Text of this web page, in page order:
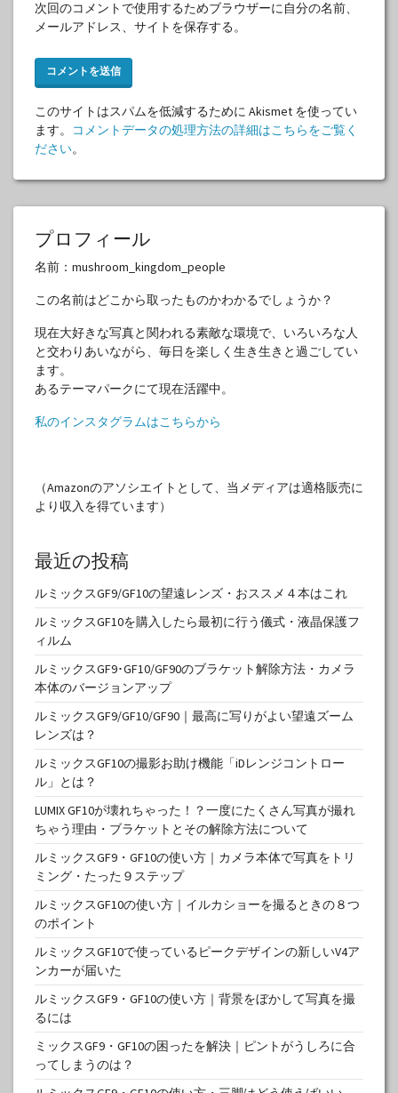
次回のコメントで使用するためブラウザーに自分の名前、
メールアドレス、サイトを保存する。
このサイトはスパムを低減するために Akismet を使ってい
ます。
コメントデータの処理方法の詳細はこちらをご覧く
ださい。
プロフィール
名前：mushroom_kingdom_people
この名前はどこから取ったものかわかるでしょうか？
現在大好きな写真と関われる素敵な環境で、いろいろな人
と交わりあいながら、毎日を楽しく生き生きと過ごしてい
ます。
あるテーマパークにて現在活躍中。
私のインスタグラムはこちらから
（Amazonのアソシエイトとして、当メディアは適格販売に
より収入を得ています）
最近の投稿
ルミックスGF9/GF10の望遠レンズ・おススメ４本はこれ
ルミックスGF10を購入したら最初に行う儀式・液晶保護フ
ィルム
ルミックスGF9･GF10/GF90のブラケット解除方法・カメラ
本体のバージョンアップ
ルミックスGF9/GF10/GF90｜最高に写りがよい望遠ズーム
レンズは？
ルミックスGF10の撮影お助け機能「iDレンジコントロー
ル」とは？
LUMIX GF10が壊れちゃった！？一度にたくさん写真が撮れ
ちゃう理由・ブラケットとその解除方法について
ルミックスGF9・GF10の使い方｜カメラ本体で写真をトリ
ミング・たった９ステップ
ルミックスGF10の使い方｜イルカショーを撮るときの８つ
のポイント
ルミックスGF10で使っているピークデザインの新しいV4ア
ンカーが届いた
ルミックスGF9・GF10の使い方｜背景をぼかして写真を撮
るには
ミックスGF9・GF10の困ったを解決｜ピントがうしろに合
ってしまうのは？